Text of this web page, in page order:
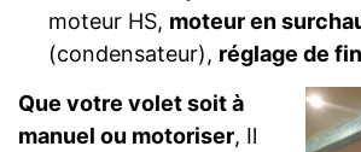
moteur HS, moteur en
(condensateur), réglage de
Que votre volet soit à
manuel ou motoriser, Il